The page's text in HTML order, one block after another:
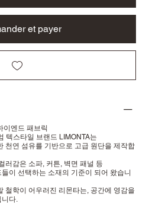
et payer
이엔드 패브릭
텍스타일 브랜드 LIMONTA는
천연 섬유를 기반으로 고급 원단을 제작합
러감은 소파, 커튼, 벽면 패널 등
이 선택하는 소재의 기준이 되어 왔습니
철학이 어우러진 리몬타는, 공간에 영감을
니다.